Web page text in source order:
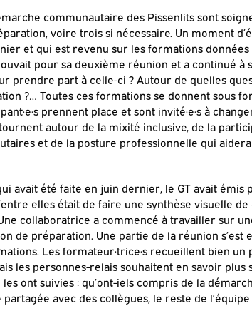
communautaire des Pissenlits sont
voire trois si nécessaire. Un moment
et qui est revenu sur les formations
pour sa deuxième réunion et a continué
prendre part à celle-ci ? Autour de quelles
?… Toutes ces formations se donnent sous
prennent place et sont invité·e·s à
autour de la mixité inclusive, de la
et de la posture professionnelle qui
avait été faite en juin dernier, le GT avait
elles était de faire une synthèse visuelle
collaboratrice a commencé à travailler sur
de préparation. Une partie de la réunion s’est
Les formateur·trice·s recueillent bien un
les personnes-relais souhaitent en savoir
les ont suivies : qu’ont-iels compris de la
avec des collègues, le reste de l’équipe